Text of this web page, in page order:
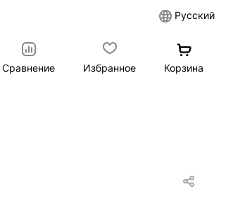
Русский
Сравнение Избранное Корзина